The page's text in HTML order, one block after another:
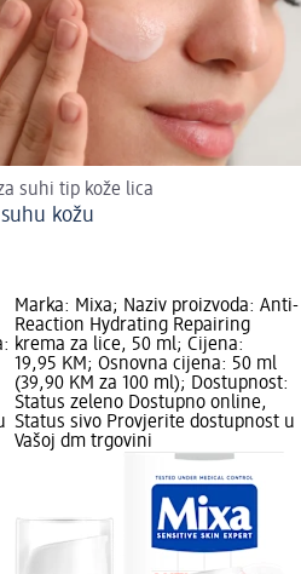
suhi tip kože lica
kožu
Marka: Mixa; Naziv proizvoda: Anti-
Reaction Hydrating Repairing
krema za lice, 50 ml; Cijena:
19,95 KM; Osnovna cijena: 50 ml
(39,90 KM za 100 ml); Dostupnost:
Status zeleno Dostupno online,
Status sivo Provjerite dostupnost u
Vašoj dm trgovini